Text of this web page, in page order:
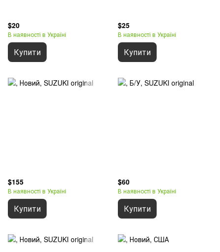
$20
В наявності в Україні
Купити
$25
В наявності в Україні
Купити
$155
В наявності в Україні
Купити
$60
В наявності в Україні
Купити